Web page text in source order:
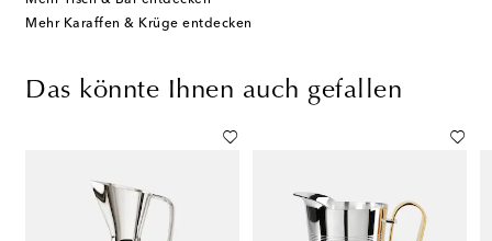
Mehr Karaffen & Krüge entdecken
Das könnte Ihnen auch gefallen